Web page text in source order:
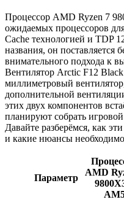
Процессор AMD Ryzen 7
ожидаемых процессоров
Cache технологией и TDP
названия, он поставляется
внимательного подхода к
Вентилятор Arctic F12
миллиметровый
дополнительной
этих двух компонентов
планируют собрать
Давайте разберёмся, как
и какие нюансы
Параметр
AMD